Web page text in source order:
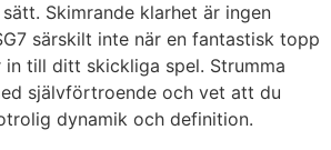
Skimrande klarhet är ingen
särskilt inte när en fantastisk topp
till ditt skickliga spel. Strumma
självförtroende och vet att du
dynamik och definition.